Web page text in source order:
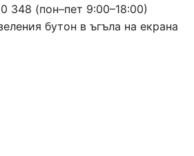
348 (пон–пет 9:00–18:00)
бутон в ъгъла на екрана